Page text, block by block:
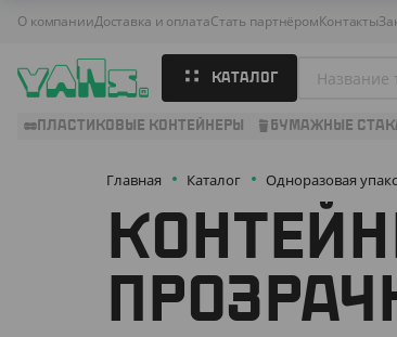
О компанииДоставка и оплатаСтать партнёромКонтакты
КАТАЛОГ
ПЛАСТИКОВЫЕ КОНТЕЙНЕРЫ БУМАЖНЫЕ
Главная Каталог Одноразовая